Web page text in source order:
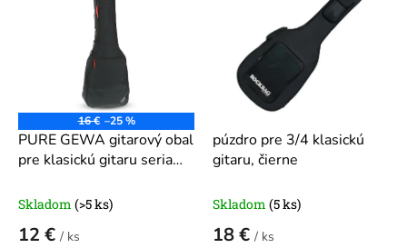
16 € –25 %
PURE GEWA gitarový obal
pre klasickú gitaru seria
1834
Skladom (>5 ks)
12 € / ks
púzdro pre 3/4 klasickú
gitaru, čierne
Skladom (5 ks)
18 € / ks